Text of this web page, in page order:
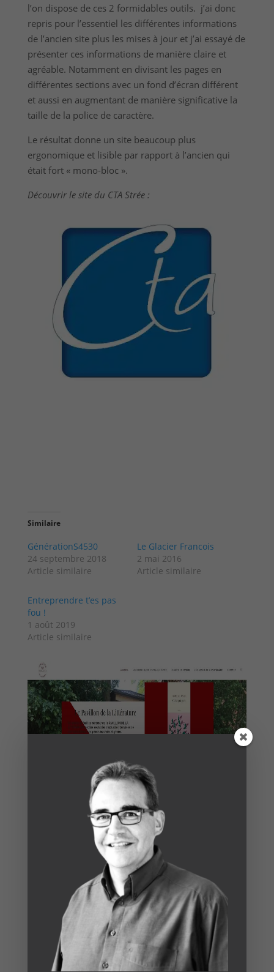
l’on dispose de ces 2 formidables outils. j’ai donc
repris pour l’essentiel les différentes informations
de l’ancien site plus les mises à jour et j’ai essayé de
présenter ces informations de manière claire et
agréable. Notamment en divisant les pages en
différentes sections avec un fond d’écran différent
et aussi en augmentant de manière significative la
taille de la police de caractère.
Le résultat donne un site beaucoup plus
ergonomique et lisible par rapport à l’ancien qui
était fort « mono-bloc ».
Découvrir le site du CTA Strée :
Similaire
GénérationS4530
24 septembre 2018
Article similaire
Le Glacier Francois
2 mai 2016
Article similaire
Entreprendre t’es pas
fou !
1 août 2019
Article similaire
Articles récents
Augmenter le taux de conversion grâce à
l’intelligence artificielle
7 erreurs courantes à éviter lors de la création de
votre site e-commerce